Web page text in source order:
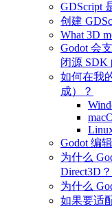
GDScript
创建
What 3D
Godot 会
闭源 SDK
如何在我
成）？
Godot 编
为什么
Direct3D？
为什么
如果要适